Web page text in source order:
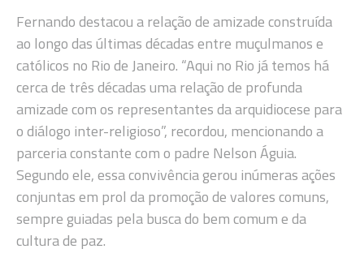
Fernando destacou a relação de amizade construída
ao longo das últimas décadas entre muçulmanos e
católicos no Rio de Janeiro. “Aqui no Rio já temos há
cerca de três décadas uma relação de profunda
amizade com os representantes da arquidiocese para
o diálogo inter-religioso”, recordou, mencionando a
parceria constante com o padre Nelson Águia.
Segundo ele, essa convivência gerou inúmeras ações
conjuntas em prol da promoção de valores comuns,
sempre guiadas pela busca do bem comum e da
cultura de paz.